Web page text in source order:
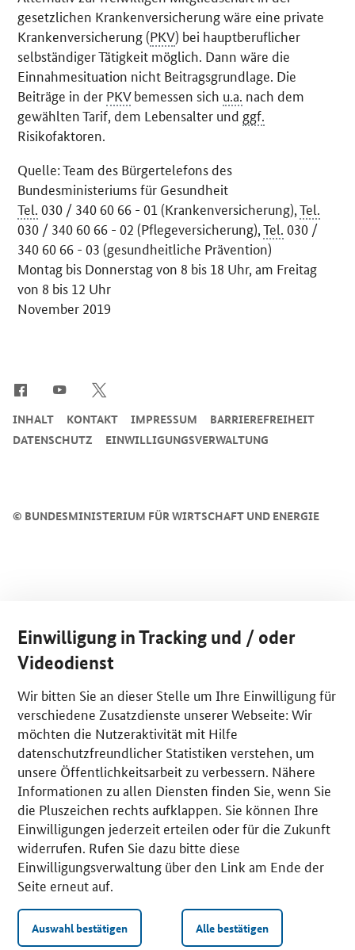
gesetzlichen Krankenversicherung wäre eine private
Krankenversicherung (PKV) bei hauptberuflicher
selbständiger Tätigkeit möglich. Dann wäre die
Einnahmesituation nicht Beitragsgrundlage. Die
Beiträge in der PKVbemessen sich u.a. nach dem
gewählten Tarif, dem Lebensalter und ggf.
Risikofaktoren.
Quelle: Team des Bürgertelefons des
Bundesministeriums für Gesundheit
Tel. 030 / 340 60 66 - 01 (Krankenversicherung),Tel.
030 / 340 60 66 - 02 (Pflegeversicherung),Tel. 030 /
340 60 66 - 03 (gesundheitliche Prävention)
Montag bis Donnerstag von 8 bis 18 Uhr, am Freitag
von 8 bis 12 Uhr
November 2019
© BUNDESMINISTERIUM FÜR WIRTSCHAFT UND ENERGIE
INHALT KONTAKT IMPRESSUM
BARRIEREFREIHEIT
DATENSCHUTZ
EINWILLIGUNGSVERWALTUNG
Einwilligung in Tracking und / oder
Videodienst
Wir bitten Sie an dieser Stelle um Ihre Einwilligung für
verschiedene Zusatzdienste unserer Webseite: Wir
möchten die Nutzeraktivität mit Hilfe
datenschutzfreundlicher Statistiken verstehen, um
unsere Öffentlichkeitsarbeit zu verbessern. Nähere
Informationen zu allen Diensten finden Sie, wenn Sie
die Pluszeichen rechts aufklappen. Sie können Ihre
Einwilligungen jederzeit erteilen oder für die Zukunft
widerrufen. Rufen Sie dazu bitte diese
Einwilligungsverwaltung über den Link am Ende der
Seite erneut auf.
Auswahl bestätigen Alle bestätigen